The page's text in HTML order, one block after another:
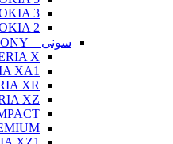
3
2
سونی – SONY
X
XA1
XR
XZ